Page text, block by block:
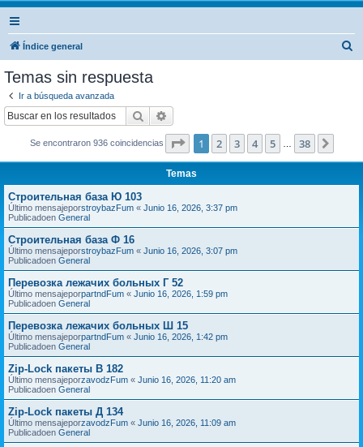
Índice general
Temas sin respuesta
Ir a búsqueda avanzada
Buscar
Se encontraron 936 coincidencias Página de 38
1 2 3 4 5 38
Temas
Строительная база Ю 103
Último mensajeporstroybazFum « Junio 16, 2026, 3:37 pm
Publicadoen General
Строительная база Ф 16
Último mensajeporstroybazFum « Junio 16, 2026, 3:07 pm
Publicadoen General
Перевозка лежачих больных Г 52
Último mensajeporpartndFum « Junio 16, 2026, 1:59 pm
Publicadoen General
Перевозка лежачих больных Ш 15
Último mensajeporpartndFum « Junio 16, 2026, 1:42 pm
Publicadoen General
Zip-Lock пакеты В 182
Último mensajeporzavodzFum « Junio 16, 2026, 11:20 am
Publicadoen General
Zip-Lock пакеты Д 134
Último mensajeporzavodzFum « Junio 16, 2026, 11:09 am
Publicadoen General